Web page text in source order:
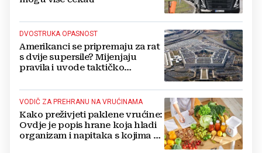
DVOSTRUKA OPASNOST
Amerikanci se pripremaju za rat
s dvije supersile? Mijenjaju
pravila i uvode taktičko
VODIČ ZA PREHRANU NA VRUĆINAMA
Kako preživjeti paklene vrućine:
Ovdje je popis hrane koja hladi
organizam i napitaka s kojima si